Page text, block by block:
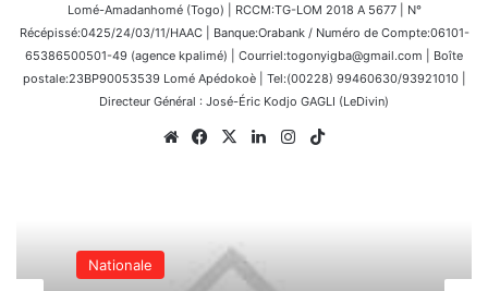
Lomé-Amadanhomé (Togo) | RCCM:TG-LOM 2018 A 5677 | N°
Récépissé:0425/24/03/11/HAAC | Banque:Orabank / Numéro de Compte:06101-
65386500501-49 (agence kpalimé) | Courriel:togonyigba@gmail.com | Boîte
postale:23BP90053539 Lomé Apédokoè | Tel:(00228) 99460630/93921010 |
Directeur Général : José-Éric Kodjo GAGLI (LeDivin)
WebsiteFacebook
X LinkedinInstagram
Nationale